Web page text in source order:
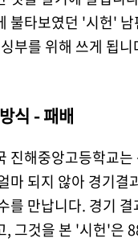
불타보였던 '시헌'
부를 위해 쓰게 됩니
식 - 패배
진해중앙고등학교
마 되지 않아 경기
를 만납니다. 경기
, 그것을 본 '시헌'은